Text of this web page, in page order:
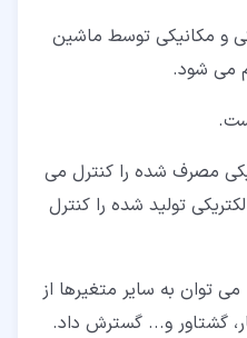
و مکانیکی توسط ماشین
می شود.
مصرف شده را كنترل می
تولید شده را كنترل
توان به سایر متغیرها از
گشتاور و... گسترش داد.